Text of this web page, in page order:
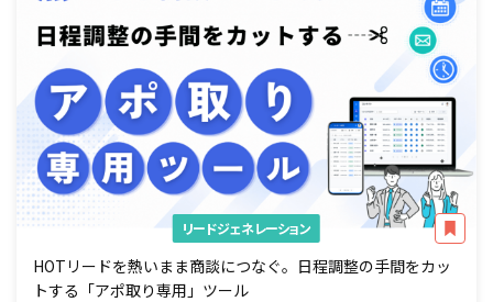
リードジェネレーション
HOTリードを熱いまま商談につなぐ。日程調整の手間をカッ
トする「アポ取り専用」ツール